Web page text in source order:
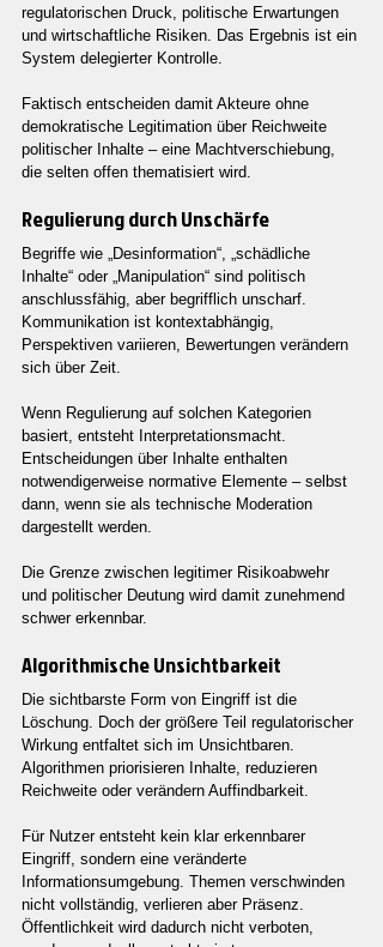
regulatorischen Druck, politische Erwartungen
und wirtschaftliche Risiken. Das Ergebnis ist ein
System delegierter Kontrolle.
Faktisch entscheiden damit Akteure ohne
demokratische Legitimation über Reichweite
politischer Inhalte – eine Machtverschiebung,
die selten offen thematisiert wird.
Regulierung durch Unschärfe
Begriffe wie „Desinformation“, „schädliche
Inhalte“ oder „Manipulation“ sind politisch
anschlussfähig, aber begrifflich unscharf.
Kommunikation ist kontextabhängig,
Perspektiven variieren, Bewertungen verändern
sich über Zeit.
Wenn Regulierung auf solchen Kategorien
basiert, entsteht Interpretationsmacht.
Entscheidungen über Inhalte enthalten
notwendigerweise normative Elemente – selbst
dann, wenn sie als technische Moderation
dargestellt werden.
Die Grenze zwischen legitimer Risikoabwehr
und politischer Deutung wird damit zunehmend
schwer erkennbar.
Algorithmische Unsichtbarkeit
Die sichtbarste Form von Eingriff ist die
Löschung. Doch der größere Teil regulatorischer
Wirkung entfaltet sich im Unsichtbaren.
Algorithmen priorisieren Inhalte, reduzieren
Reichweite oder verändern Auffindbarkeit.
Für Nutzer entsteht kein klar erkennbarer
Eingriff, sondern eine veränderte
Informationsumgebung. Themen verschwinden
nicht vollständig, verlieren aber Präsenz.
Öffentlichkeit wird dadurch nicht verboten,